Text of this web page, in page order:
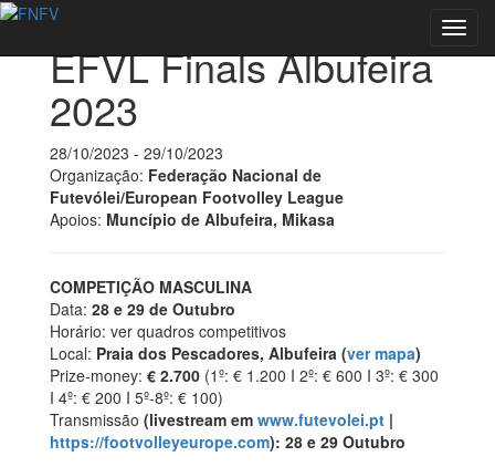
EFVL Finals Albufeira
2023
28/10/2023 - 29/10/2023
Organização: Federação Nacional de
Futevólei/European Footvolley League
Apoios: Muncípio de Albufeira, Mikasa
COMPETIÇÃO MASCULINA
Data: 28 e 29 de Outubro
Horário: ver quadros competitivos
Local: Praia dos Pescadores, Albufeira (ver mapa)
Prize-money: € 2.700 (1º: € 1.200 I 2º: € 600 I 3º: € 300
I 4º: € 200 I 5º-8º: € 100)
Transmissão (livestream em www.futevolei.pt |
https://footvolleyeurope.com): 28 e 29 Outubro